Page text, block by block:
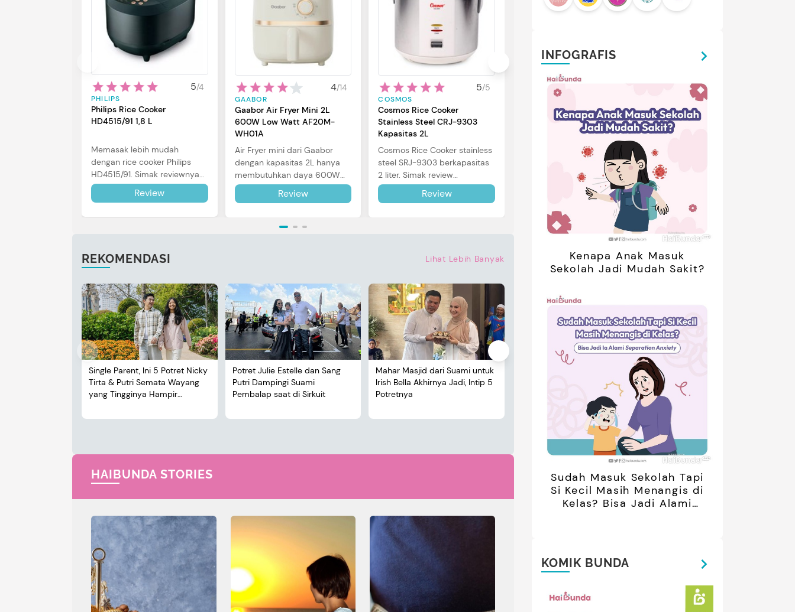
5/4
PHILIPS
Philips Rice Cooker
HD4515/91 1,8 L
Memasak lebih mudah
dengan rice cooker Philips
HD4515/91. Simak reviewnya
di sini.
Review
4/14
GAABOR
Gaabor Air Fryer Mini 2L
600W Low Watt AF20M-
WH01A
Air Fryer mini dari Gaabor
dengan kapasitas 2L hanya
membutuhkan daya 600W
dalam pemakaian. Simak
review selengkapnya di sini.
Review
5/5
COSMOS
Cosmos Rice Cooker
Stainless Steel CRJ-9303
Kapasitas 2L
Cosmos Rice Cooker stainless
steel SRJ-9303 berkapasitas
2 liter. Simak review
lengkapnya di sini.
Review
Mesin Cuci Dua Tabung Sharp
Super Aquamagic ES-T85NT-
Super Aquamagic
untuk penggunaan keluarga
sehari-hari. Simak reviewnya
Review
Yong Ma Rice Cooker
SMC7047 Upgrade
SMC7047 rice cooker digital
menarik. Simak reviewnya di
REKOMENDASI Lihat Lebih Banyak
Single Parent, Ini 5 Potret Nicky
Tirta & Putri Semata Wayang
yang Tingginya Hampir
Potret Julie Estelle dan Sang
Putri Dampingi Suami
Pembalap saat di Sirkuit
Mahar Masjid dari Suami untuk
Irish Bella Akhirnya Jadi, Intip 5
Potretnya
Deretan Artis yang Menetap di
Luar Negeri Usai Menikah, Intip
5 Potret Kedekatan Alyssa
Daguise Bersama Ayahanda
asal Prancis, Dipuji Tampan
oleh Netizen
HAIBUNDA STORIES
INFOGRAFIS
Kenapa Anak Masuk
Sekolah Jadi Mudah Sakit?
Sudah Masuk Sekolah Tapi
Si Kecil Masih Menangis di
Kelas? Bisa Jadi Alami
KOMIK BUNDA